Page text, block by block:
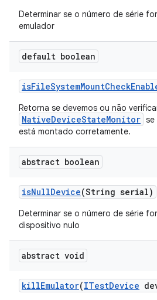
Determinar se o número de série
emulador
default boolean
isFileSystemMountCheck
Retorna se devemos ou não
NativeDeviceStateMonitor se
está montado corretamente.
abstract boolean
isNullDevice(String serial)
Determinar se o número de série
dispositivo nulo
abstract void
killEmulator(ITestDevice